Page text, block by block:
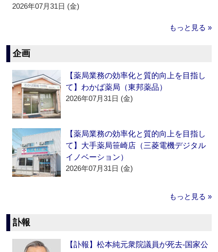
2026年07月31日 (金)
もっと見る »
企画
【薬局業務の効率化と質的向上を目指し
て】わかば薬局（東邦薬品）
2026年07月31日 (金)
【薬局業務の効率化と質的向上を目指し
て】大手薬局笹崎店（三菱電機デジタル
イノベーション）
2026年07月31日 (金)
もっと見る »
訃報
【訃報】松本純元衆院議員が死去‐国家公